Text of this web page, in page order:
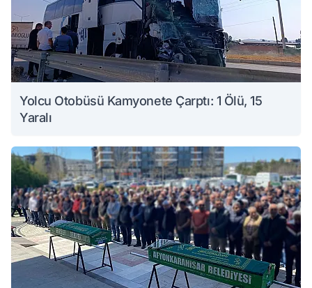
Yolcu Otobüsü Kamyonete Çarptı: 1 Ölü, 15
Yaralı